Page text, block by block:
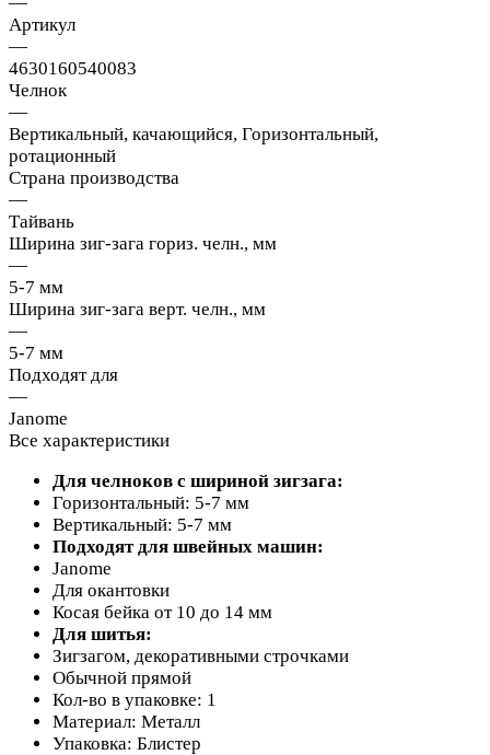
Артикул
—
4630160540083
Челнок
—
Вертикальный, качающийся, Горизонтальный,
ротационный
Страна производства
—
Тайвань
Ширина зиг-зага гориз. челн., мм
—
5-7 мм
Ширина зиг-зага верт. челн., мм
—
5-7 мм
Подходят для
—
Janome
Все характеристики
Для челноков с шириной зигзага:
Горизонтальный: 5-7 мм
Вертикальный: 5-7 мм
Подходят для швейных машин:
Janome
Для окантовки
Косая бейка от 10 до 14 мм
Для шитья:
Зигзагом, декоративными строчками
Обычной прямой
Кол-во в упаковке: 1
Материал: Металл
Упаковка: Блистер